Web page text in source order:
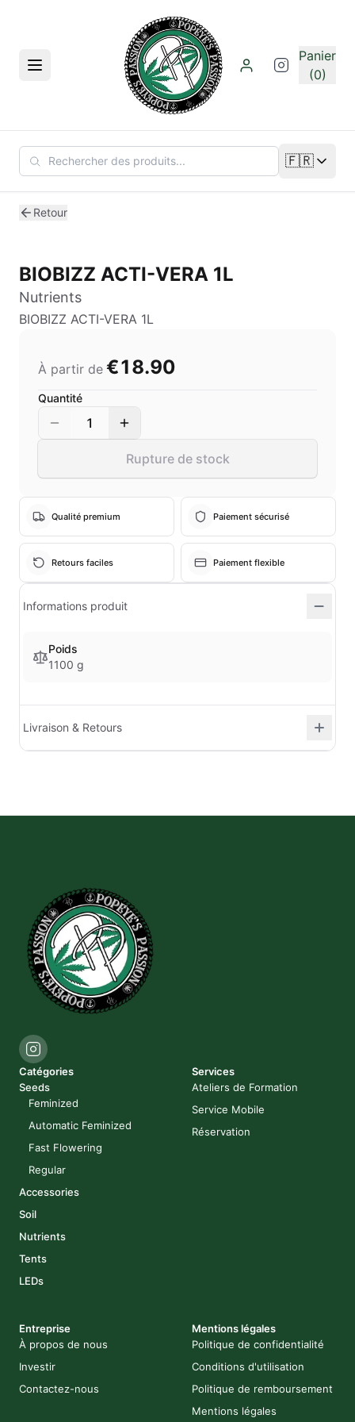
Menu
Panier
(0)
🇫🇷
Changer
Retour
BIOBIZZ ACTI-VERA 1L
Nutrients
BIOBIZZ ACTI-VERA 1L
À partir de €18.90
Quantité
1
Rupture de stock
Qualité premium Paiement sécurisé
Retours faciles Paiement flexible
Informations produit
Poids
1100 g
Livraison & Retours
Catégories
Seeds
Feminized
Automatic Feminized
Fast Flowering
Regular
Accessories
Soil
Nutrients
Tents
LEDs
Services
Ateliers de Formation
Service Mobile
Réservation
Entreprise
À propos de nous
Investir
Contactez-nous
Mentions légales
Politique de confidentialité
Conditions d'utilisation
Politique de remboursement
Mentions légales